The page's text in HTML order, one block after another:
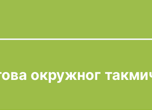
окружног